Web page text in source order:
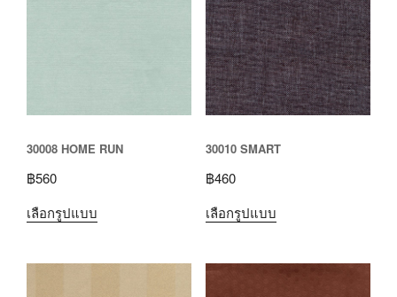
30008 HOME RUN
฿560
เลือกรูปแบบ
30010 SMART
฿460
เลือกรูปแบบ